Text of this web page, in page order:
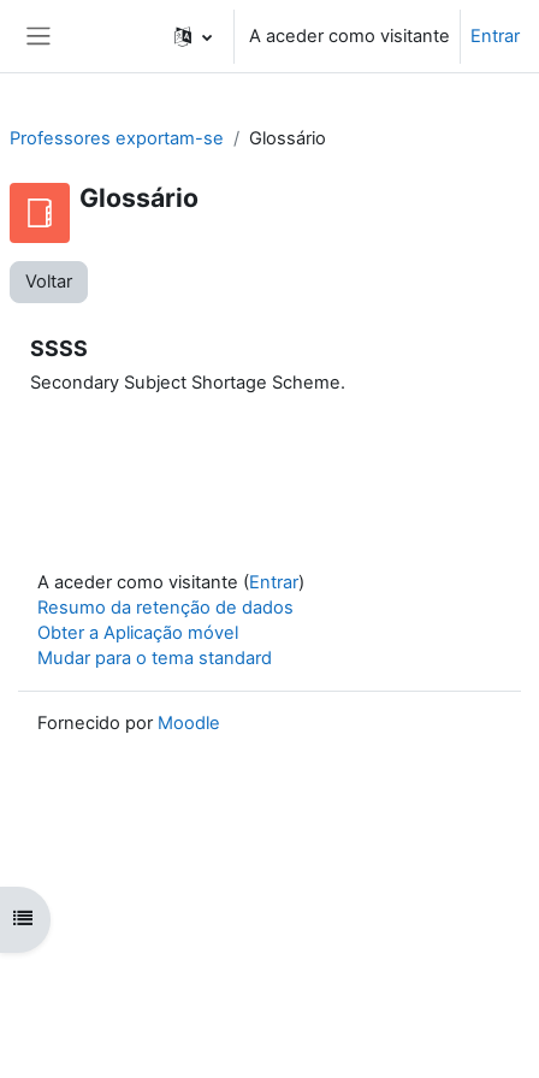
A aceder como visitante Entrar
Abrir índice da disciplina
Professores exportam-se Glossário
Glossário
Voltar
SSSS
Secondary Subject Shortage Scheme.
A aceder como visitante (Entrar)
Resumo da retenção de dados
Obter a Aplicação móvel
Mudar para o tema standard
Fornecido por Moodle